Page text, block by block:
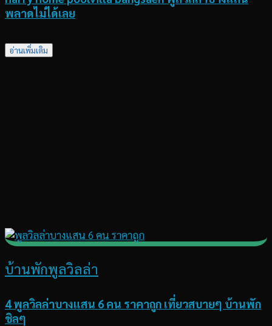
พลาดไม่ได้เลย
อ่านเพิ่มเติม
บ้านพักพูลวิลล่า
4 พูลวิลล่าบางแสน 6 คน ราคาถูก เที่ยวสบายๆ บ้านพัก
ชิลๆ